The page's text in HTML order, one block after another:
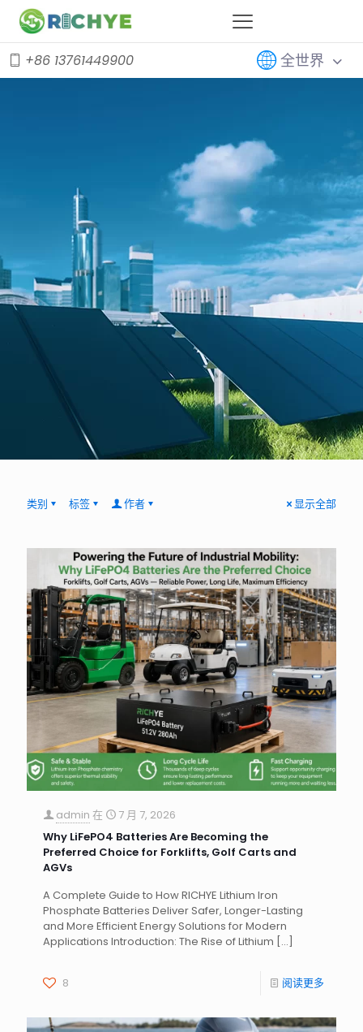
+86 13761449900 全世界
类别 标签 作者 显示全部
admin 在
7 月 7, 2026
Why LiFePO4 Batteries Are Becoming the
Preferred Choice for Forklifts, Golf Carts and
AGVs
A Complete Guide to How RICHYE Lithium Iron
Phosphate Batteries Deliver Safer, Longer-Lasting
and More Efficient Energy Solutions for Modern
Applications Introduction: The Rise of Lithium […]
8 阅读更多